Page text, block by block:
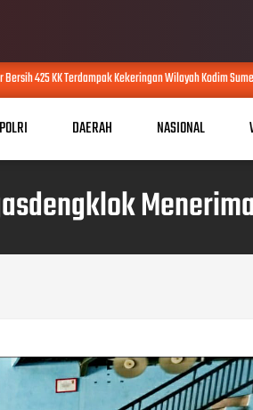
Terdampak Kekeringan Wilayah Kodim Sumedang
POLRI DAERAH NASIONAL